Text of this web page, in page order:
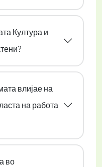
Култура и
влијае на
на работа
во